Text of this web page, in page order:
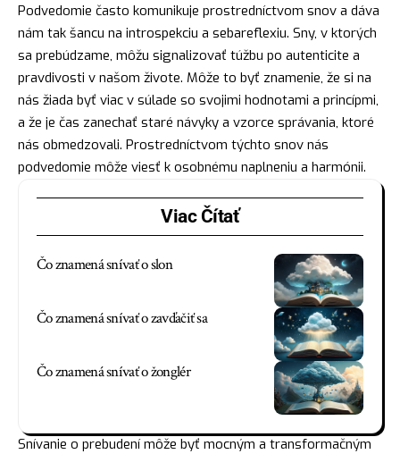
Podvedomie často komunikuje prostredníctvom snov a dáva
nám tak šancu na introspekciu a sebareflexiu. Sny, v ktorých
sa prebúdzame, môžu signalizovať túžbu po autenticite a
pravdivosti v našom živote. Môže to byť znamenie, že si na
nás žiada byť viac v súlade so svojimi hodnotami a princípmi,
a že je čas zanechať staré návyky a vzorce správania, ktoré
nás obmedzovali. Prostredníctvom týchto snov nás
podvedomie môže viesť k osobnému naplneniu a harmónii.
Viac Čítať
Čo znamená snívať o slon
Čo znamená snívať o zavďačiť sa
Čo znamená snívať o žonglér
Snívanie o prebudení môže byť mocným a transformačným